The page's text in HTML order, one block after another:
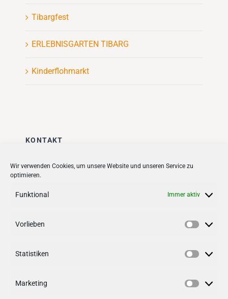
Wir verwenden Cookies, um unsere Website und unseren Service zu
optimieren.
Funktional Immer aktiv
Vorlieben
Statistiken
Marketing
Tibargfest
ERLEBNISGARTEN TIBARG
Kinderflohmarkt
KONTAKT
Stadt + Handel City- und
Quartiersmanagement
Follow us on